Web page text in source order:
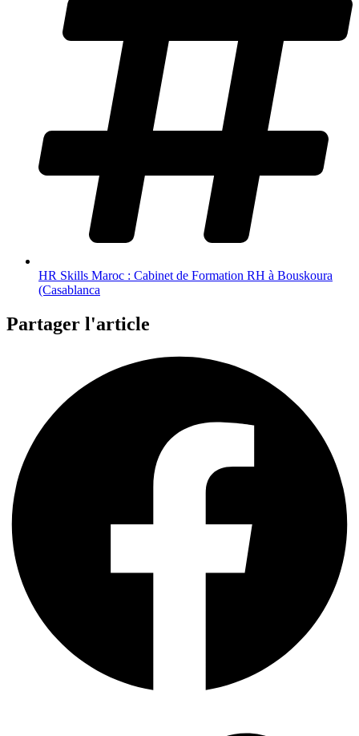
HR Skills Maroc : Cabinet de Formation RH à Bouskoura
(Casablanca
Partager l'article